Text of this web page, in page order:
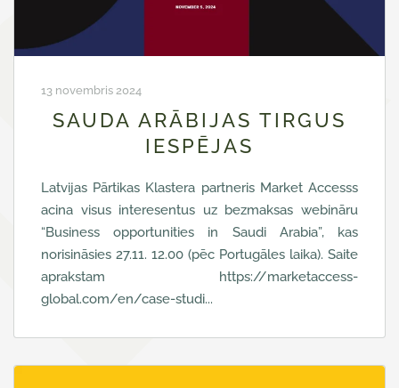
13 novembris 2024
SAUDA ARĀBIJAS TIRGUS
IESPĒJAS
Latvijas Pārtikas Klastera partneris Market Accesss
acina visus interesentus uz bezmaksas webināru
“Business opportunities in Saudi Arabia”, kas
norisināsies 27.11. 12.00 (pēc Portugāles laika). Saite
aprakstam https://marketaccess-
global.com/en/case-studi...